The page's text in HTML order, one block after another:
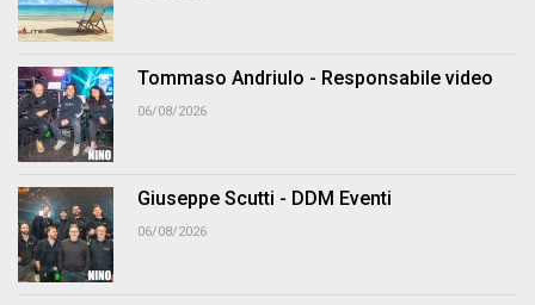
Tommaso Andriulo - Responsabile video
06/08/2026
Giuseppe Scutti - DDM Eventi
06/08/2026